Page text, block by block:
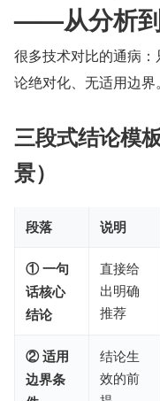
——从分析
很多技术对比的通病
论绝对化、无适用边界。
三段式结论模
景）
段落 说明
① 一句
话核心
结论
直接给
出明确
推荐
② 适用
边界条
结论生
效的前